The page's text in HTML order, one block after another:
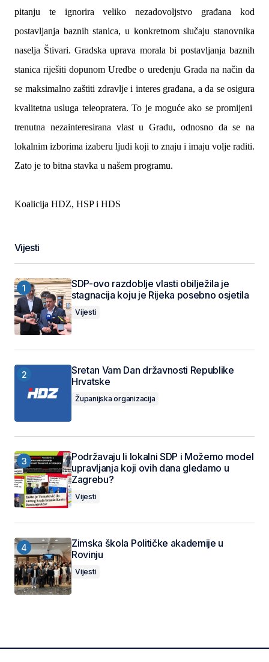
pitanju te ignorira veliko nezadovoljstvo građana kod
postavljanja baznih stanica, u konkretnom slučaju stanovnika
naselja Štivari. Gradska uprava morala bi postavljanja baznih
stanica riješiti dopunom Uredbe o uređenju Grada na način da
se maksimalno zaštiti zdravlje i interes građana, a da se osigura
kvalitetna usluga teleopratera. To je moguće ako se promijeni
trenutna nezainteresirana vlast u Gradu, odnosno da se na
lokalnim izborima izaberu ljudi koji to znaju i imaju volje raditi.
Zato je to bitna stavka u našem programu.
Koalicija HDZ, HSP i HDS
Vijesti
SDP-ovo razdoblje vlasti obilježila je
stagnacija koju je Rijeka posebno osjetila
Vijesti
Sretan Vam Dan državnosti Republike
Hrvatske
Županijska organizacija
Podržavaju li lokalni SDP i Možemo model
upravljanja koji ovih dana gledamo u
Zagrebu?
Vijesti
Zimska škola Političke akademije u
Rovinju
Vijesti